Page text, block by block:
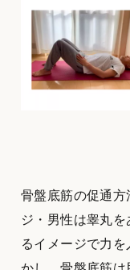
骨盤底筋の促通
ジ・男性は睾丸
るイメージで力